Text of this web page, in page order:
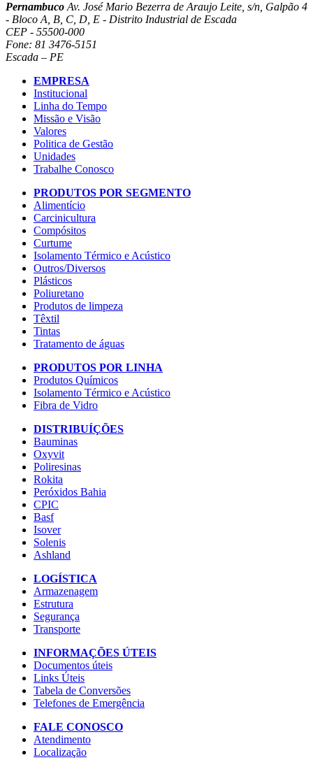
Pernambuco Av. José Mario Bezerra de Araujo Leite, s/n, Galpão 4
- Bloco A, B, C, D, E - Distrito Industrial de Escada
CEP - 55500-000
Fone: 81 3476-5151
Escada – PE
EMPRESA
Institucional
Linha do Tempo
Missão e Visão
Valores
Politica de Gestão
Unidades
Trabalhe Conosco
PRODUTOS POR SEGMENTO
Alimentício
Carcinicultura
Compósitos
Curtume
Isolamento Térmico e Acústico
Outros/Diversos
Plásticos
Poliuretano
Produtos de limpeza
Têxtil
Tintas
Tratamento de águas
PRODUTOS POR LINHA
Produtos Químicos
Isolamento Térmico e Acústico
Fibra de Vidro
DISTRIBUÍÇÕES
Bauminas
Oxyvit
Poliresinas
Rokita
Peróxidos Bahia
CPIC
Basf
Isover
Solenis
Ashland
LOGÍSTICA
Armazenagem
Estrutura
Segurança
Transporte
INFORMAÇÕES ÚTEIS
Documentos úteis
Links Úteis
Tabela de Conversões
Telefones de Emergência
FALE CONOSCO
Atendimento
Localização